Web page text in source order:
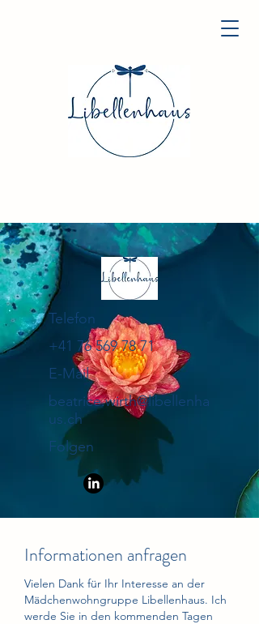
Telefon
+41 76 569 78 71
E-Mail
beatrice.wirth@libellenha
us.ch
Folgen
Informationen anfragen
Vielen Dank für Ihr Interesse an der
Mädchenwohngruppe Libellenhaus. Ich
werde Sie in den kommenden Tagen